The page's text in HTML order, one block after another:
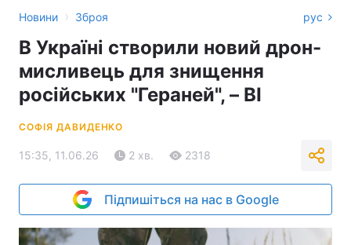
Новини › Зброя рус
В Україні створили новий дрон-
мисливець для знищення
російських "Гераней", – BI
СОФІЯ ДАВИДЕНКО
15:35, 11.06.26 2 хв. 2318
Підпишіться на нас в Google